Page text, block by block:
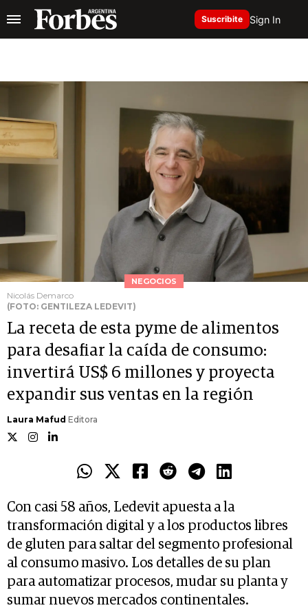
Suscribite Sign In
NEGOCIOS
Nicolás Demarco
(FOTO: GENTILEZA LEDEVIT)
La receta de esta pyme de alimentos
para desafiar la caída de consumo:
invertirá US$ 6 millones y proyecta
expandir sus ventas en la región
Laura Mafud Editora
Con casi 58 años, Ledevit apuesta a la
transformación digital y a los productos libres
de gluten para saltar del segmento profesional
al consumo masivo. Los detalles de su plan
para automatizar procesos, mudar su planta y
sumar nuevos mercados continentales.